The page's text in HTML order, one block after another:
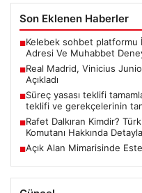
Son Eklenen Haberler
■Kelebek sohbet platformu
Adresi Ve Muhabbet
■Real Madrid, Vinicius
Açıkladı
■Süreç yasası teklifi
teklifi ve gerekçelerinin
■Rafet Dalkıran Kimdir?
Komutanı Hakkında
■Açık Alan Mimarisinde